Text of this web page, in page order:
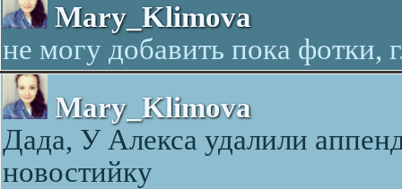
Mary_Klimova
не могу добавить пока фотки,
Mary_Klimova
Дада, У Алекса удалили
новостийку